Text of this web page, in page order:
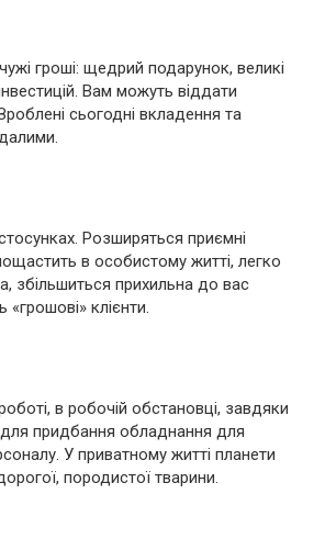
гроші: щедрий подарунок, великі
Вам можуть віддати
сьогодні вкладення та
Розширяться приємні
в особистому житті, легко
збільшиться прихильна до вас
«грошові» клієнти.
в робочій обстановці, завдяки
для придбання обладнання для
У приватному житті планети
породистої тварини.